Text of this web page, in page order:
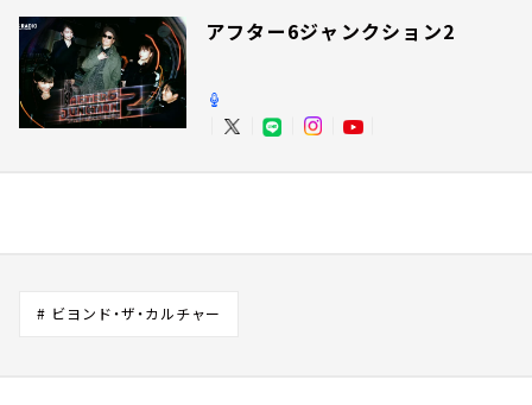
アフター6ジャンクション2
# ビヨンド・ザ・カルチャー